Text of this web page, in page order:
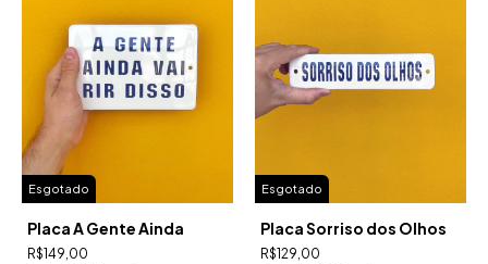
Esgotado
Placa A Gente Ainda
R$149,00
Esgotado
Placa Sorriso dos Olhos
R$129,00